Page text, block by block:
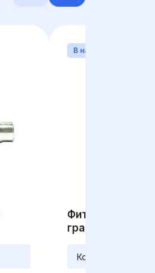
В наличии
Фитинг O-Ring
градусов, с
Код товара: